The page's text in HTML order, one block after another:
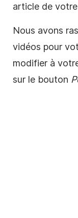
article de
Nous avons
vidéos pour
modifier à
sur le bouton